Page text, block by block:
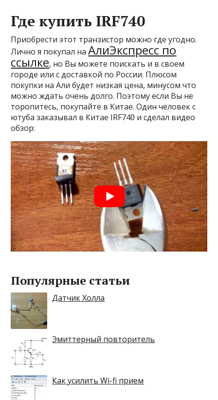
Где купить IRF740
Приобрести этот транзистор можно где угодно.
Лично я покупал наАлиЭкспресс по
ссылке, но Вы можете поискать и в своем
городе или с доставкой по России. Плюсом
покупки на Али будет низкая цена, минусом что
можно ждать очень долго. Поэтому если Вы не
торопитесь, покупайте в Китае. Один человек с
ютуба заказывал в Китае IRF740 и сделал видео
обзор:
Популярные статьи
Датчик Холла
Эмиттерный повторитель
Как усилить Wi-fi прием